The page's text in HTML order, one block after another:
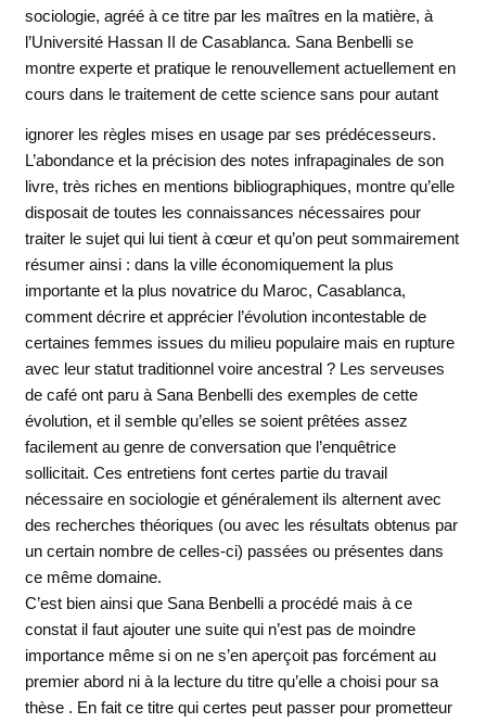
sociologie, agréé à ce titre par les maîtres en la matière, à
l’Université Hassan II de Casablanca. Sana Benbelli se
montre experte et pratique le renouvellement actuellement en
cours dans le traitement de cette science sans pour autant
ignorer les règles mises en usage par ses prédécesseurs.
L’abondance et la précision des notes infrapaginales de son
livre, très riches en mentions bibliographiques, montre qu’elle
disposait de toutes les connaissances nécessaires pour
traiter le sujet qui lui tient à cœur et qu’on peut sommairement
résumer ainsi : dans la ville économiquement la plus
importante et la plus novatrice du Maroc, Casablanca,
comment décrire et apprécier l’évolution incontestable de
certaines femmes issues du milieu populaire mais en rupture
avec leur statut traditionnel voire ancestral ? Les serveuses
de café ont paru à Sana Benbelli des exemples de cette
évolution, et il semble qu’elles se soient prêtées assez
facilement au genre de conversation que l’enquêtrice
sollicitait. Ces entretiens font certes partie du travail
nécessaire en sociologie et généralement ils alternent avec
des recherches théoriques (ou avec les résultats obtenus par
un certain nombre de celles-ci) passées ou présentes dans
ce même domaine.
C’est bien ainsi que Sana Benbelli a procédé mais à ce
constat il faut ajouter une suite qui n’est pas de moindre
importance même si on ne s’en aperçoit pas forcément au
premier abord ni à la lecture du titre qu’elle a choisi pour sa
thèse . En fait ce titre qui certes peut passer pour prometteur